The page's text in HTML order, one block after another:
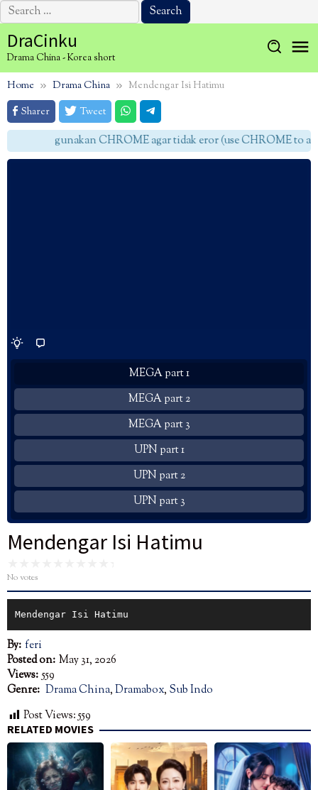
Search
for:
to
content
DraCinku
Drama China - Korea short
Home Drama China
Mendengar Isi Hatimu
Sharer
Tweet
gunakan CHROME agar tidak eror (use CHROME to
MEGA part 1
MEGA part 2
MEGA part 3
UPN part 1
UPN part 2
UPN part 3
Mendengar Isi Hatimu
No votes
Mendengar Isi Hatimu
By: feri
Posted on: May 31, 2026
Views: 559
Genre: Drama China,Dramabox, Sub Indo
Post Views:559
RELATED MOVIES